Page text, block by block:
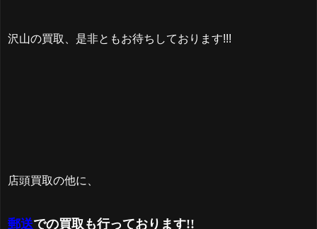
沢山の買取、是非ともお待ちしております!!!
店頭買取の他に、
郵送での買取も行っております!!